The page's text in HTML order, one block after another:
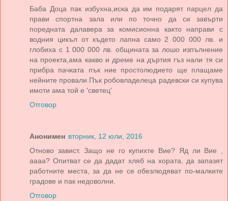
Баба Доца пак избухна,иска да им подарят парцел да
прави спортна зала или по точно да си завърти
поредната далавера за комисионна както направи с
водния цикъл от където лапна само 2 000 000 лв. и
глобиха с 1 000 000 лв. общината за лошо изпълнение
на проекта,ама какво и дреме на дъртия гъз нали тя си
прибра пачката пък ние простолюдието ще плащаме
нейните провали.Пък робовладелеца радевски си купува
имоти ама той е 'светец'
Отговор
Анонимен вторник, 12 юли, 2016
Отново завист. Защо не го купихте Вие? Яд ли Вие ,
аааа? Опитват се да дадат хляб на хората, да запазят
работните места, за да не се обезлюдяват по-малките
градове и пак недоволни.
Отговор